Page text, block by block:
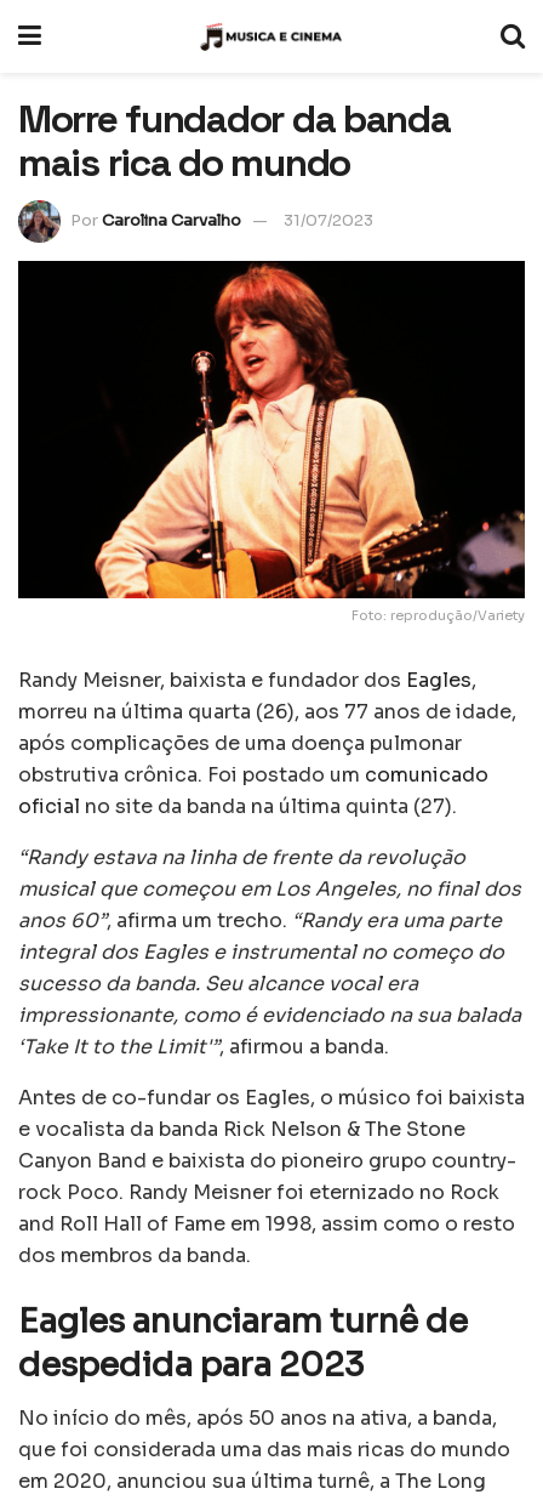
Morre fundador da banda
mais rica do mundo
PorCarolina Carvalho 31/07/2023
Foto: reprodução/Variety
Randy Meisner, baixista e fundador dos Eagles,
morreu na última quarta (26), aos 77 anos de idade,
após complicações de uma doença pulmonar
obstrutiva crônica. Foi postado um comunicado
oficial no site da banda na última quinta (27).
“Randy estava na linha de frente da revolução
musical que começou em Los Angeles, no final dos
anos 60”, afirma um trecho. “Randy era uma parte
integral dos Eagles e instrumental no começo do
sucesso da banda. Seu alcance vocal era
impressionante, como é evidenciado na sua balada
‘Take It to the Limit'”, afirmou a banda.
Antes de co-fundar os Eagles, o músico foi baixista
e vocalista da banda Rick Nelson & The Stone
Canyon Band e baixista do pioneiro grupo country-
rock Poco. Randy Meisner foi eternizado no Rock
and Roll Hall of Fame em 1998, assim como o resto
dos membros da banda.
Eagles anunciaram turnê de
despedida para 2023
No início do mês, após 50 anos na ativa, a banda,
que foi considerada uma das mais ricas do mundo
em 2020, anunciou sua última turnê, a The Long